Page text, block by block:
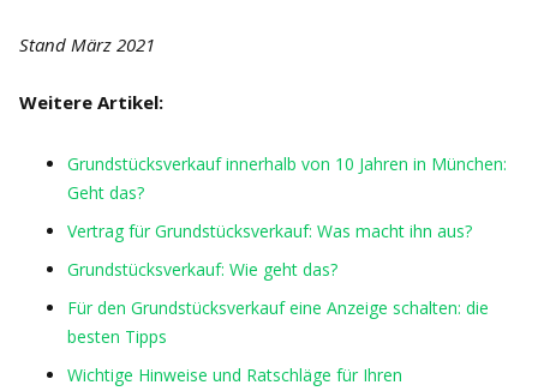
Stand März 2021
Weitere Artikel:
Grundstücksverkauf innerhalb von 10 Jahren in München:
Geht das?
Vertrag für Grundstücksverkauf: Was macht ihn aus?
Grundstücksverkauf: Wie geht das?
Für den Grundstücksverkauf eine Anzeige schalten: die
besten Tipps
Wichtige Hinweise und Ratschläge für Ihren